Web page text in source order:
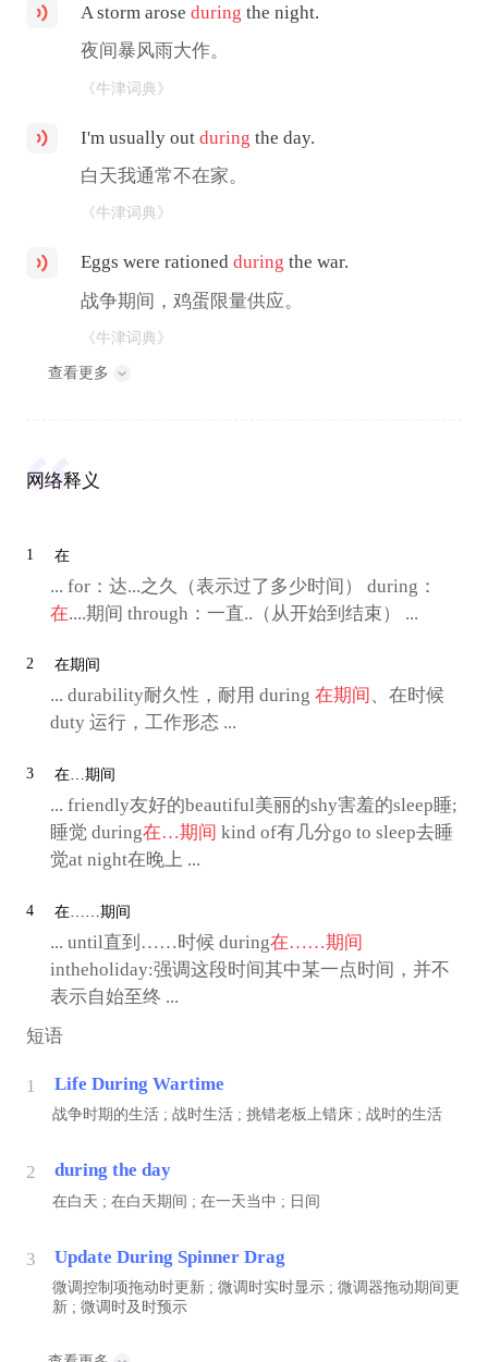
A storm aroseduring the night.
夜间暴风雨大作。
《牛津词典》
I'm usually outduring the day.
白天我通常不在家。
《牛津词典》
Eggs were rationedduring the war.
战争期间，鸡蛋限量供应。
《牛津词典》
查看更多
网络释义
1 在
... for：达...之久（表示过了多少时间） during：
在....期间 through：一直..（从开始到结束） ...
2 在期间
... durability耐久性，耐用 during 在期间 、在时候
duty 运行，工作形态 ...
3 在…期间
... friendly友好的beautiful美丽的shy害羞的sleep睡;
睡觉 during在…期间 kind of有几分go to sleep去睡
觉at night在晚上 ...
4 在……期间
... until直到……时候 during在……期间
intheholiday:强调这段时间其中某一点时间，并不
表示自始至终 ...
短语
1 Life During Wartime
战争时期的生活 ; 战时生活 ; 挑错老板上错床 ; 战时的生活
2 during the day
在白天 ; 在白天期间 ; 在一天当中 ; 日间
3 Update During Spinner Drag
微调控制项拖动时更新 ; 微调时实时显示 ; 微调器拖动期间更
新 ; 微调时及时预示